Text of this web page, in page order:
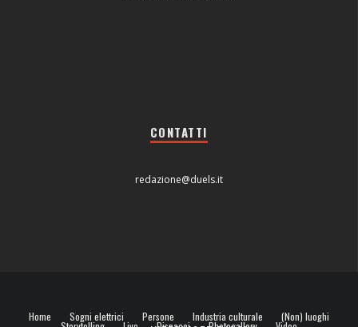
CONTATTI
redazione@duels.it
Home Sogni elettrici Persone Industria culturale (Non) luoghi